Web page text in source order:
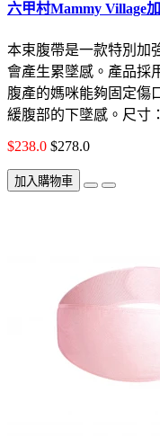
六甲村Mammy Village
本束腹帶是一款特別加
會產生累墜感。產品採
腹產的媽咪能夠固定傷
緩腹部的下墜感。尺寸
$238.0 $278.0
加入購物車